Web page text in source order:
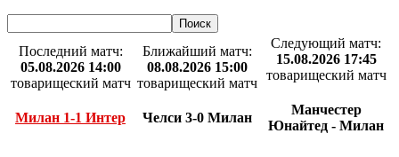
Последний матч:
05.08.2026 14:00
товарищеский матч
Милан 1-1 Интер
Ближайший матч:
08.08.2026 15:00
товарищеский матч
Челси 3-0 Милан
Следующий матч:
15.08.2026 17:45
товарищеский матч
Манчестер
Юнайтед - Милан